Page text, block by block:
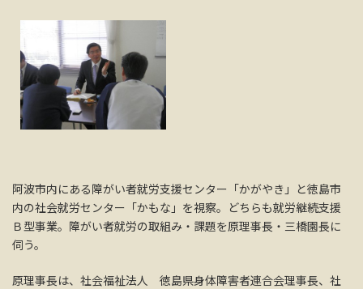
阿波市内にある障がい者就労支援センター「かがやき」と徳島市
内の社会就労センター「かもな」を視察。どちらも就労継続支援
Ｂ型事業。障がい者就労の取組み・課題を原理事長・三橋園長に
伺う。
原理事長は、社会福祉法人 徳島県身体障害者連合会理事長、社